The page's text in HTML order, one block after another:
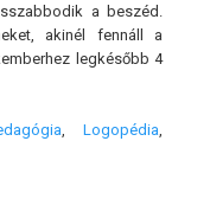
a beszéd.
akinél fennáll a
legkésőbb 4
,Logopédia